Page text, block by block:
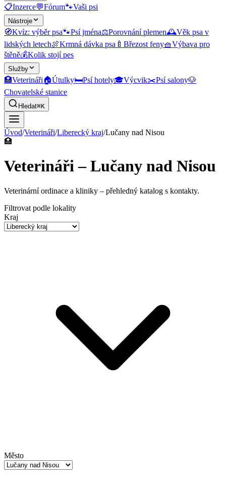
📋Inzerce💬Fórum🐾Vaši psi
Nástroje
🧭Kvíz: výběr psa🐾Psí jména⚖️Porovnání plemen🕰️Věk psa v
lidských letech🍖Krmná dávka psa 🍼 Březost feny🧺Výbava pro
štěně💰Kolik stojí pes
Služby
🏥Veterináři🏠Útulky🛏️Psí hotely🎓Výcvik✂️Psí salony🐶
Chovatelské stanice
Hledat⌘K
Úvod/Veterináři/Liberecký kraj/Lučany nad Nisou
🏥
Veterináři – Lučany nad Nisou
Veterinární ordinace a kliniky – přehledný katalog s kontakty.
Filtrovat podle lokality
Kraj
Město